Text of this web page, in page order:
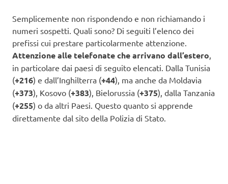
Semplicemente non rispondendo e non richiamando i
numeri sospetti. Quali sono? Di seguiti l’elenco dei
prefissi cui prestare particolarmente attenzione.
Attenzione alle telefonate che arrivano dall’estero
in particolare dai paesi di seguito elencati. Dalla Tunisia
(+216) e dall’Inghilterra (+44), ma anche da Moldavia
(+373), Kosovo (+383), Bielorussia (+375), dalla Tanzania
(+255) o da altri Paesi. Questo quanto si apprende
direttamente dal sito della Polizia di Stato.